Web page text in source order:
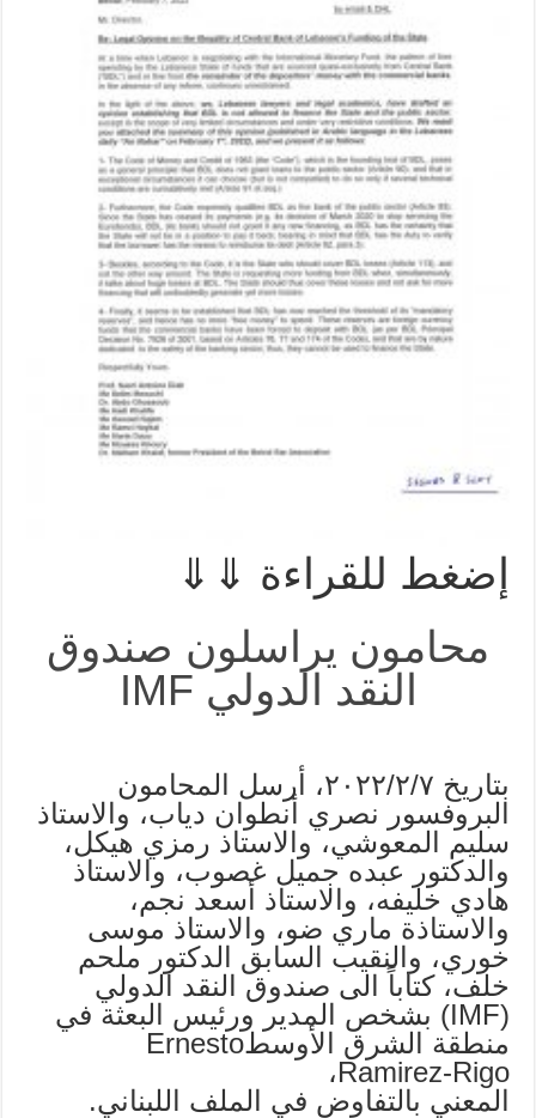
إضغط للقراءة ⇓⇓
محامون يراسلون صندوق
النقد الدولي IMF
بتاريخ ٢٠٢٢/٢/٧، أرسل المحامون
البروفسور نصري أنطوان دياب، والاستاذ
سليم المعوشي، والاستاذ رمزي هيكل،
والدكتور عبده جميل غصوب، والاستاذ
هادي خليفه، والاستاذ أسعد نجم،
والاستاذة ماري ضو، والاستاذ موسى
خوري، والنقيب السابق الدكتور ملحم
خلف، كتاباً الى صندوق النقد الدولي
(IMF) بشخص المدير ورئيس البعثة في
منطقة الشرق الأوسط Ernesto
Ramirez-Rigo،
المعني بالتفاوض في الملف اللبناني.